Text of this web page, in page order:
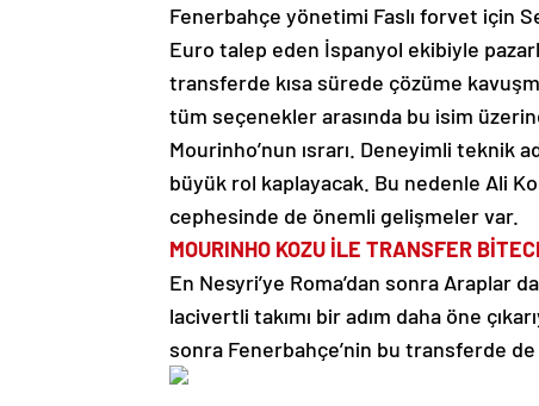
Fenerbahçe yönetimi Faslı forvet için
Euro talep eden İspanyol ekibiyle
transferde kısa sürede çözüme
tüm seçenekler arasında bu isim
Mourinho’nun ısrarı. Deneyimli teknik
büyük rol kaplayacak. Bu nedenle Ali
cephesinde de önemli gelişmeler var.
MOURINHO KOZU İLE TRANSFER
En Nesyri’ye Roma’dan sonra Araplar
lacivertli takımı bir adım daha öne
sonra Fenerbahçe’nin bu transferde